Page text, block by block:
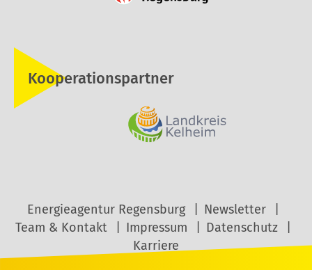
Kooperationspartner
Energieagentur Regensburg
Newsletter
Team & Kontakt
Impressum
Datenschutz
Karriere